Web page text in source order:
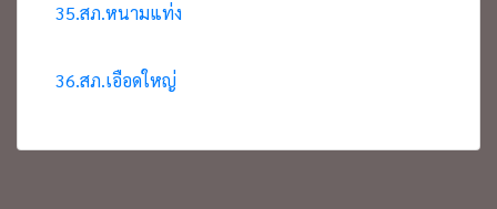
35.สภ.หนามแท่ง
36.สภ.เอือดใหญ่